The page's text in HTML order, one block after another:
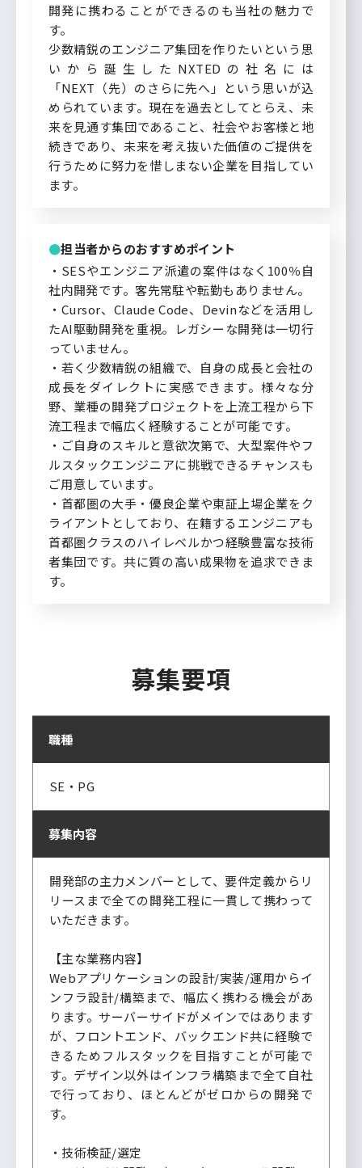
開発に携わることができるのも当社の魅力で
す。
少数精鋭のエンジニア集団を作りたいという思
いから誕生したNXTEDの社名には
「NEXT（先）のさらに先へ」という思いが込
められています。現在を過去としてとらえ、未
来を見通す集団であること、社会やお客様と地
続きであり、未来を考え抜いた価値のご提供を
行うために努力を惜しまない企業を目指してい
ます。
担当者からのおすすめポイント
・SESやエンジニア派遣の案件はなく100％自
社内開発です。客先常駐や転勤もありません。
・Cursor、Claude Code、Devinなどを活用し
たAI駆動開発を重視。レガシーな開発は一切行
っていません。
・若く少数精鋭の組織で、自身の成長と会社の
成長をダイレクトに実感できます。様々な分
野、業種の開発プロジェクトを上流工程から下
流工程まで幅広く経験することが可能です。
・ご自身のスキルと意欲次第で、大型案件やフ
ルスタックエンジニアに挑戦できるチャンスも
ご用意しています。
・首都圏の大手・優良企業や東証上場企業をク
ライアントとしており、在籍するエンジニアも
首都圏クラスのハイレベルかつ経験豊富な技術
者集団です。共に質の高い成果物を追求できま
す。
募集要項
職種
SE・PG
募集内容
開発部の主力メンバーとして、要件定義からリ
リースまで全ての開発工程に一貫して携わって
いただきます。
【主な業務内容】
Webアプリケーションの設計/実装/運用からイ
ンフラ設計/構築まで、幅広く携わる機会があ
ります。サーバーサイドがメインではあります
が、フロントエンド、バックエンド共に経験で
きるためフルスタックを目指すことが可能で
す。デザイン以外はインフラ構築まで全て自社
で行っており、ほとんどがゼロからの開発で
す。
・技術検証/選定